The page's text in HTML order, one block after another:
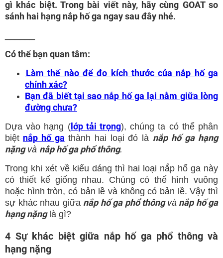
gì khác biệt. Trong bài viết này, hãy cùng GOAT so
sánh hai hạng nắp hố ga ngay sau đây nhé.
Có thể bạn quan tâm:
Làm thế nào để đo kích thước của nắp hố ga
chính xác?
Bạn đã biết tại sao nắp hố ga lại nằm giữa lòng
đường chưa?
Dựa vào hạng (lớp tải trọng), chúng ta có thể phân
biệt nắp hố ga thành hai loại đó là nắp hố ga hạng
nặngvà nắp hố ga phổ thông.
Trong khi xét về kiểu dáng thì hai loại nắp hố ga này
có thiết kế giống nhau. Chúng có thể hình vuông
hoặc hình tròn, có bản lề và không có bản lề. Vậy thì
sự khác nhau giữa nắp hố ga phổ thông và nắp hố ga
hạng nặnglà gì?
4 Sự khác biệt giữa nắp hố ga phổ thông và
hạng nặng